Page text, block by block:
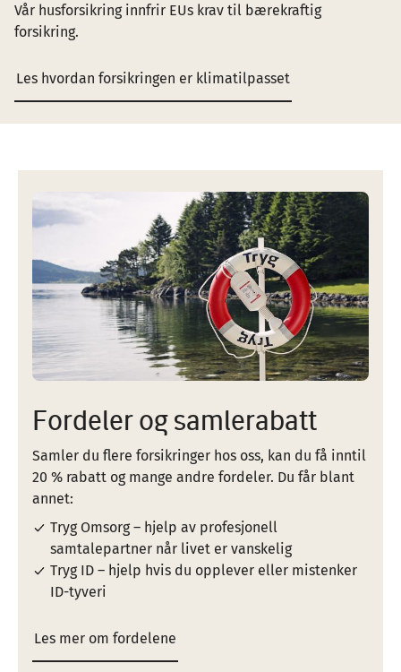
Vår husforsikring innfrir EUs krav til bærekraftig
forsikring.
Les hvordan forsikringen er klimatilpasset
Fordeler og samlerabatt
Samler du flere forsikringer hos oss, kan du få inntil
20 % rabatt og mange andre fordeler. Du får blant
annet:
Tryg Omsorg – hjelp av profesjonell
samtalepartner når livet er vanskelig
Tryg ID – hjelp hvis du opplever eller mistenker
ID-tyveri
Les mer om fordelene